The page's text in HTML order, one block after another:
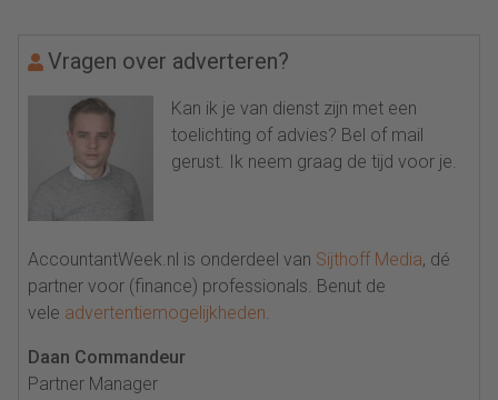
Vragen over adverteren?
Kan ik je van dienst zijn met een
toelichting of advies? Bel of mail
gerust. Ik neem graag de tijd voor je.
AccountantWeek.nl is onderdeel van Sijthoff Media, dé
partner voor (finance) professionals. Benut de
vele advertentiemogelijkheden.
Daan Commandeur
Partner Manager